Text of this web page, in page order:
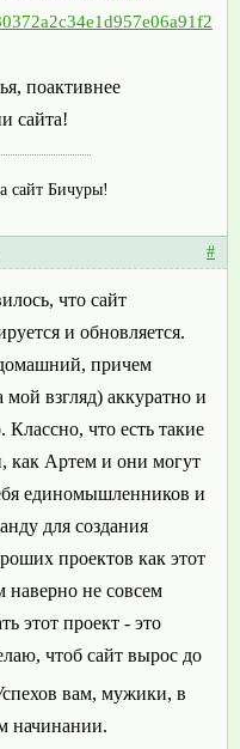
поактивнее
сайта!
сайт Бичуры!
#
что сайт
и обновляется.
причем
взгляд) аккуратно и
Классно, что есть такие
как Артем и они могут
единомышленников и
для создания
проектов как этот
наверно не совсем
этот проект - это
чтоб сайт вырос до
вам, мужики, в
начинании.